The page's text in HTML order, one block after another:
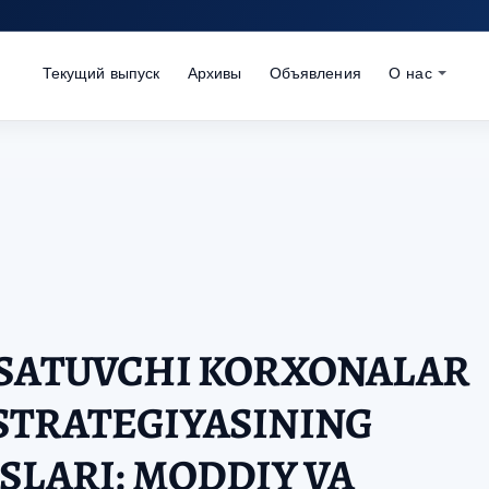
Текущий выпуск Архивы Объявления О нас
KORXONALAR
MODDIY VA